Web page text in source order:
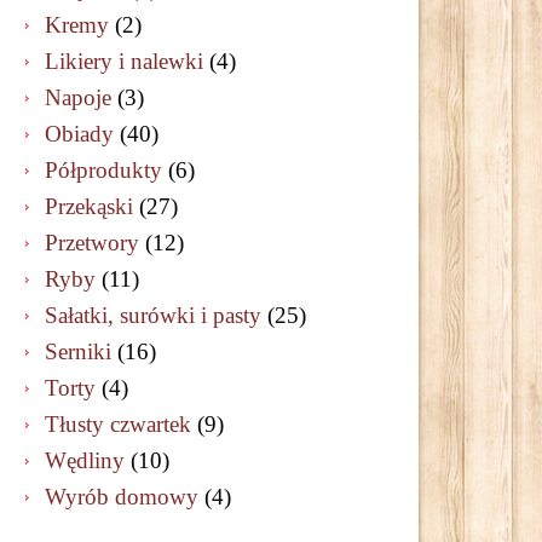
Kremy (2)
Likiery i nalewki (4)
Napoje (3)
Obiady (40)
Półprodukty (6)
Przekąski (27)
Przetwory (12)
Ryby (11)
Sałatki, surówki i pasty (25)
Serniki (16)
Torty (4)
Tłusty czwartek (9)
Wędliny (10)
Wyrób domowy (4)